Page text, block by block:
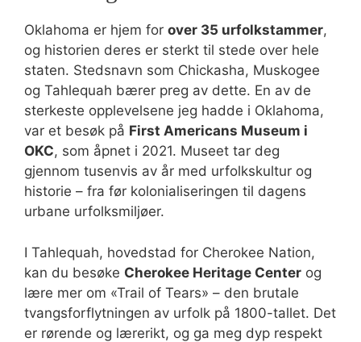
Oklahoma er hjem for over 35 urfolkstammer,
og historien deres er sterkt til stede over hele
staten. Stedsnavn som Chickasha, Muskogee
og Tahlequah bærer preg av dette. En av de
sterkeste opplevelsene jeg hadde i Oklahoma,
var et besøk på First Americans Museum i
OKC, som åpnet i 2021. Museet tar deg
gjennom tusenvis av år med urfolkskultur og
historie – fra før kolonialiseringen til dagens
urbane urfolksmiljøer.
I Tahlequah, hovedstad for Cherokee Nation,
kan du besøke Cherokee Heritage Center og
lære mer om «Trail of Tears» – den brutale
tvangsforflytningen av urfolk på 1800-tallet. Det
er rørende og lærerikt, og ga meg dyp respekt